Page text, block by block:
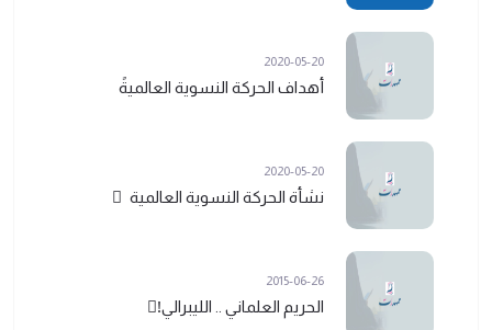
2020-05-20
أهداف الحركة النسوية العالميةً
2020-05-20
نشأة الحركة النسوية العالمية ً
2015-06-26
الحريم العلماني .. الليبرالي!ً